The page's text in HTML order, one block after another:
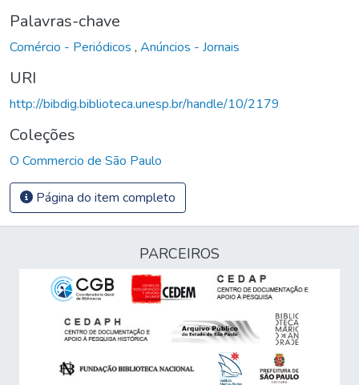
Palavras-chave
Comércio - Periódicos , Anúncios - Jornais
URI
http://bibdig.biblioteca.unesp.br/handle/10/2179
Coleções
O Commercio de São Paulo
Página do item completo
PARCEIROS